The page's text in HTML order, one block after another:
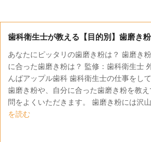
歯科衛生士が教える【目的別】歯磨き
あなたにピッタリの歯磨き粉は？ 歯磨き
に合った歯磨き粉は？ 監修：歯科衛生士
んばアップル歯科 歯科衛生士の仕事をし
歯磨き粉や、自分に合った歯磨き粉を教
問をよくいただきます。 歯磨き粉には沢
を読む